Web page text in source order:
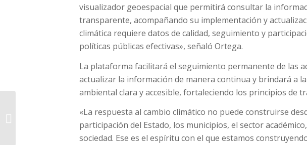
visualizador geoespacial que permitirá consultar la
transparente, acompañando su implementación y
climática requiere datos de calidad, seguimiento y
políticas públicas efectivas», señaló Ortega.
La plataforma facilitará el seguimiento permanente de las
actualizar la información de manera continua y brindará a
ambiental clara y accesible, fortaleciendo los principios de
«La respuesta al cambio climático no puede construirse
participación del Estado, los municipios, el sector
sociedad. Ese es el espíritu con el que estamos
puesta en marcha, no
se registraron cortes
de ni interrupciones...